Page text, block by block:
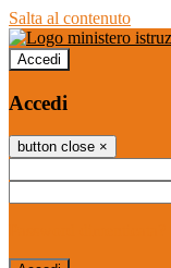
Salta al contenuto
Accedi
Accedi
button close ×